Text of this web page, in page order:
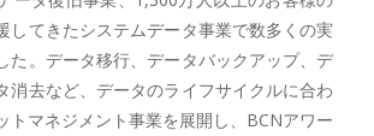
してきたシステムデータ事業で数多くの実
た。データ移行、データバックアップ、デ
消去など、データのライフサイクルに合わ
トマネジメント事業を展開し、BCNアワー